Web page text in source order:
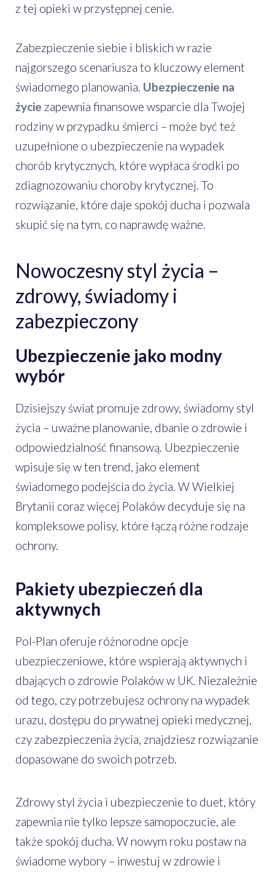
z tej opieki w przystępnej cenie.
Zabezpieczenie siebie i bliskich w razie
najgorszego scenariusza to kluczowy element
świadomego planowania. Ubezpieczenie na
życie zapewnia finansowe wsparcie dla Twojej
rodziny w przypadku śmierci – może być też
uzupełnione o ubezpieczenie na wypadek
chorób krytycznych, które wypłaca środki po
zdiagnozowaniu choroby krytycznej. To
rozwiązanie, które daje spokój ducha i pozwala
skupić się na tym, co naprawdę ważne.
Nowoczesny styl życia –
zdrowy, świadomy i
zabezpieczony
Ubezpieczenie jako modny
wybór
Dzisiejszy świat promuje zdrowy, świadomy styl
życia – uważne planowanie, dbanie o zdrowie i
odpowiedzialność finansową. Ubezpieczenie
wpisuje się w ten trend, jako element
świadomego podejścia do życia. W Wielkiej
Brytanii coraz więcej Polaków decyduje się na
kompleksowe polisy, które łączą różne rodzaje
ochrony.
Pakiety ubezpieczeń dla
aktywnych
Pol-Plan oferuje różnorodne opcje
ubezpieczeniowe, które wspierają aktywnych i
dbających o zdrowie Polaków w UK. Niezależnie
od tego, czy potrzebujesz ochrony na wypadek
urazu, dostępu do prywatnej opieki medycznej,
czy zabezpieczenia życia, znajdziesz rozwiązanie
dopasowane do swoich potrzeb.
Zdrowy styl życia i ubezpieczenie to duet, który
zapewnia nie tylko lepsze samopoczucie, ale
także spokój ducha. W nowym roku postaw na
świadome wybory – inwestuj w zdrowie i